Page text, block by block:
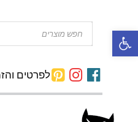
פתח סרגל נגישות
לפרטים והזמנות: